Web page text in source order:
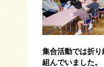
集合活動では折
組んでいました。